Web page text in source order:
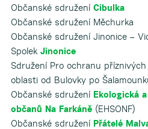
Občanské sdružení Cibulka
Občanské sdružení Měchurka
Občanské sdružení Jinonice –
Spolek Jinonice
Sdružení Pro ochranu
oblasti od Bulovky po
Občanské sdružení Ekologická
občanů Na Farkáně(EHSONF)
Občanské sdružení Přátelé